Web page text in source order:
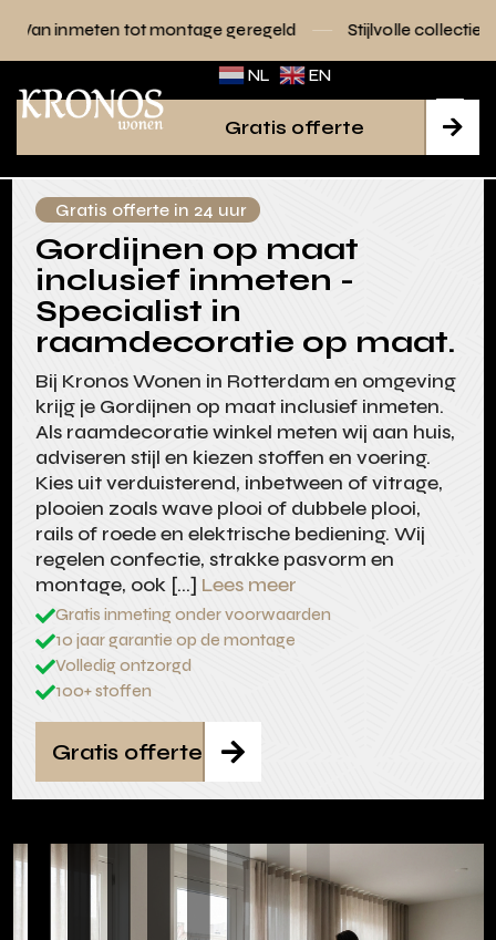
montage geregeld Stijlvolle collecties voor elk interieur
NL EN

Gratis offerte
Gratis offerte in 24 uur
Gordijnen op maat
inclusief inmeten -
Specialist in
raamdecoratie op maat.
Bij Kronos Wonen in Rotterdam en omgeving
krijg je Gordijnen op maat inclusief inmeten.
Als raamdecoratie winkel meten wij aan huis,
adviseren stijl en kiezen stoffen en voering.
Kies uit verduisterend, inbetween of vitrage,
plooien zoals wave plooi of dubbele plooi,
rails of roede en elektrische bediening. Wij
regelen confectie, strakke pasvorm en
montage, ook […] Lees meer
Gratis inmeting onder voorwaarden
10 jaar garantie op de montage
Volledig ontzorgd
100+ stoffen

Gratis offerte